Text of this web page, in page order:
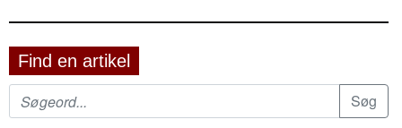
Find en artikel